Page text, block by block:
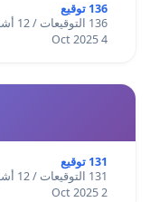
136 توقيع
136 التوقيعات / 12 أشهر
4 Oct 2025
131 توقيع
131 التوقيعات / 12 أشهر
2 Oct 2025